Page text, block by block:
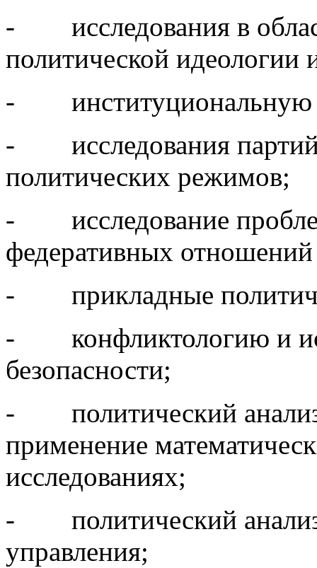
- исследования в
политической идеологии
- институциональную
- исследования
политических режимов;
- исследование
федеративных
- прикладные
- конфликтологию и
безопасности;
- политический анализ
применение
исследованиях;
- политический анализ
управления;